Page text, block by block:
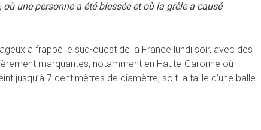
une personne a été blessée et où la grêle a causé
a frappé le sud-ouest de la France lundi soir, avec des
marquantes, notamment en Haute-Garonne où
jusqu’à 7 centimètres de diamètre, soit la taille d’une balle